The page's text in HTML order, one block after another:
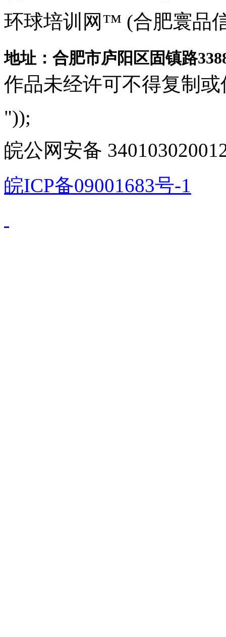
环球培训网™ (合肥寰品
地址：合肥市庐阳区固镇路
作品未经许可不得复制或
"));
皖公网安备
皖ICP备09001683号-1